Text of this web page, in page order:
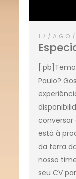
17/
Paulo?
conversar
está à
da terra
nosso
seu CV